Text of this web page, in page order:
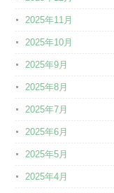
2025年11月
2025年10月
2025年9月
2025年8月
2025年7月
2025年6月
2025年5月
2025年4月